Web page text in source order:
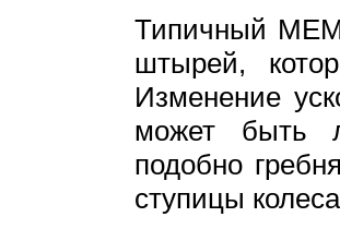
Типичный
штырей,
Изменение
может быть
подобно
ступицы